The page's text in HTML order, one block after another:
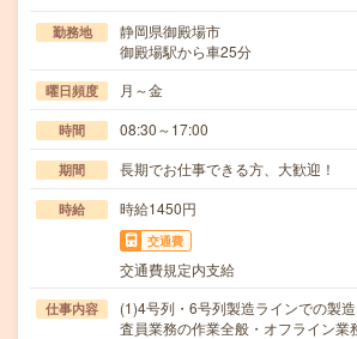
勤務地
静岡県御殿場市
御殿場駅から車25分
曜日頻度 月～金
時間 08:30～17:00
期間 長期でお仕事できる方、大歓迎！
時給 時給1450円
交通費
交通費規定内支給
仕事内容
(1)4号列・6号列製造ラインでの製
査員業務の作業全般・オフライン